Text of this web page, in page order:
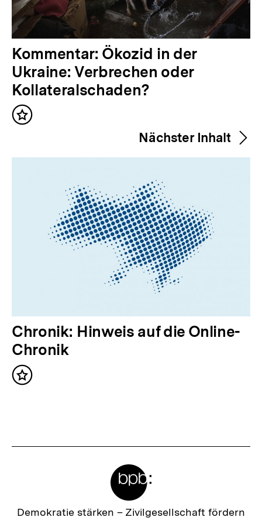
V
o
r
h
e
i
t
:
Kommentar: Ökozid in der
Ukraine: Verbrechen oder
Kollateralschaden?
Inhalt
Nächster Inhalt
N
ä
c
h
h
Chronik: Hinweis auf die Online-
Chronik
Inhalt
Zur
Demokratie stärken – Zivilgesellschaft fördern